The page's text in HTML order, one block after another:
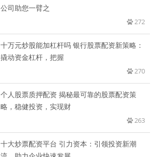
公司助您一臂之
272
十万元炒股能加杠杆吗 银行股票配资新策略：
撬动资金杠杆，把握
270
个人股票质押配资 揭秘最可靠的股票配资策
略，稳健投资，实现财
263
十大炒票配资平台 引力资本：引领投资新潮